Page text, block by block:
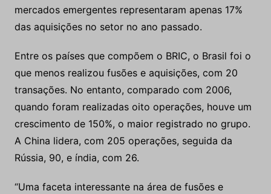
mercados emergentes representaram apenas 17%
das aquisições no setor no ano passado.
Entre os países que compõem o BRIC, o Brasil foi o
que menos realizou fusões e aquisições, com 20
transações. No entanto, comparado com 2006,
quando foram realizadas oito operações, houve um
crescimento de 150%, o maior registrado no grupo.
A China lidera, com 205 operações, seguida da
Rússia, 90, e índia, com 26.
“Uma faceta interessante na área de fusões e